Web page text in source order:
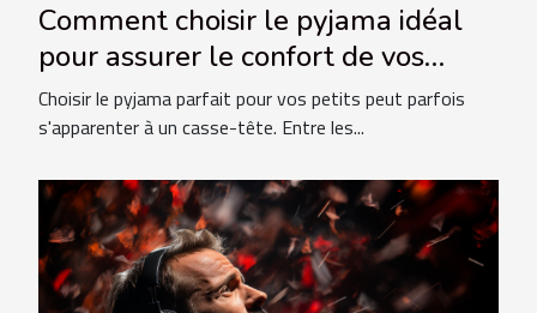
Comment choisir le pyjama idéal
pour assurer le confort de vos
enfants
Choisir le pyjama parfait pour vos petits peut parfois
s'apparenter à un casse-tête. Entre les...